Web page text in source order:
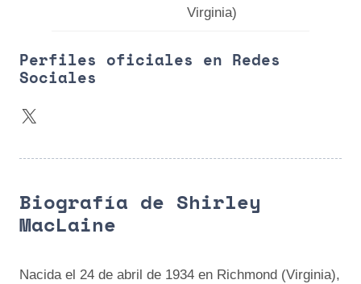
Virginia)
Perfiles oficiales en Redes
Sociales
X
Biografía de Shirley
MacLaine
Nacida el 24 de abril de 1934 en Richmond (Virginia),